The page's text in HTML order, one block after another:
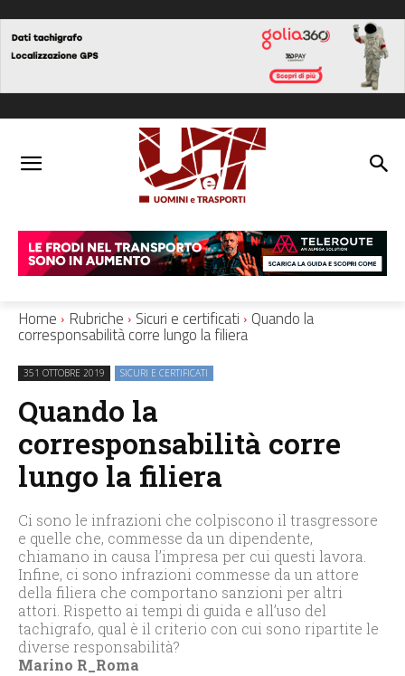
Home Rubriche Sicuri e certificati Quando la
corresponsabilità corre lungo la filiera
351 OTTOBRE 2019 SICURI E CERTIFICATI
Quando la
corresponsabilità corre
lungo la filiera
Ci sono le infrazioni che colpiscono il trasgressore
e quelle che, commesse da un dipendente,
chiamano in causa l’impresa per cui questi lavora.
Infine, ci sono infrazioni commesse da un attore
della filiera che comportano sanzioni per altri
attori. Rispetto ai tempi di guida e all’uso del
tachigrafo, qual è il criterio con cui sono ripartite le
diverse responsabilità?
Marino R_Roma